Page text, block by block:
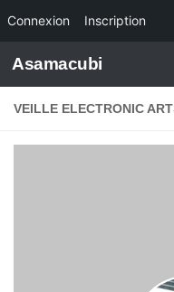
Connexion Inscription
Skip to content
Asamacubi
VEILLE ELECTRONIC